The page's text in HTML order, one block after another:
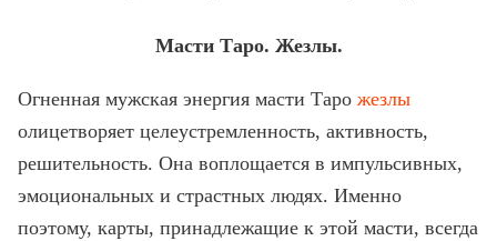
Масти Таро. Жезлы.
Огненная мужская энергия масти Таро жезлы
олицетворяет целеустремленность, активность,
решительность. Она воплощается в импульсивных,
эмоциональных и страстных людях. Именно
поэтому, карты, принадлежащие к этой масти, всегда